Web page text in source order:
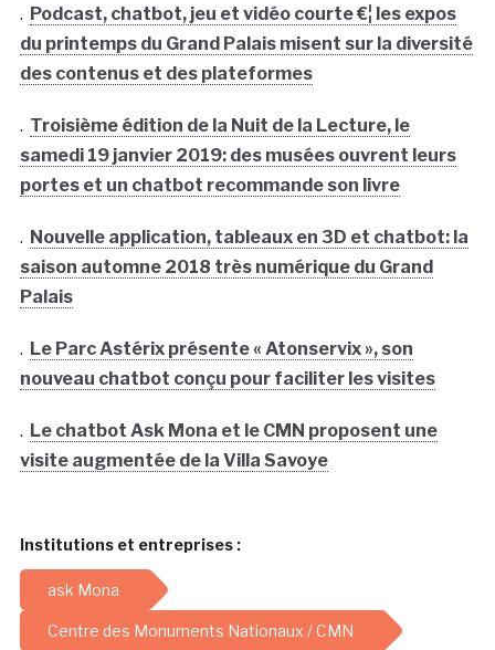
. Podcast, chatbot, jeu et vidéo courte €¦ les expos
du printemps du Grand Palais misent sur la diversité
des contenus et des plateformes
. Troisième édition de la Nuit de la Lecture, le
samedi 19 janvier 2019: des musées ouvrent leurs
portes et un chatbot recommande son livre
. Nouvelle application, tableaux en 3D et chatbot: la
saison automne 2018 très numérique du Grand
Palais
. Le Parc Astérix présente « Atonservix », son
nouveau chatbot conçu pour faciliter les visites
. Le chatbot Ask Mona et le CMN proposent une
visite augmentée de la Villa Savoye
Institutions et entreprises :
ask Mona
Centre des Monuments Nationaux / CMN